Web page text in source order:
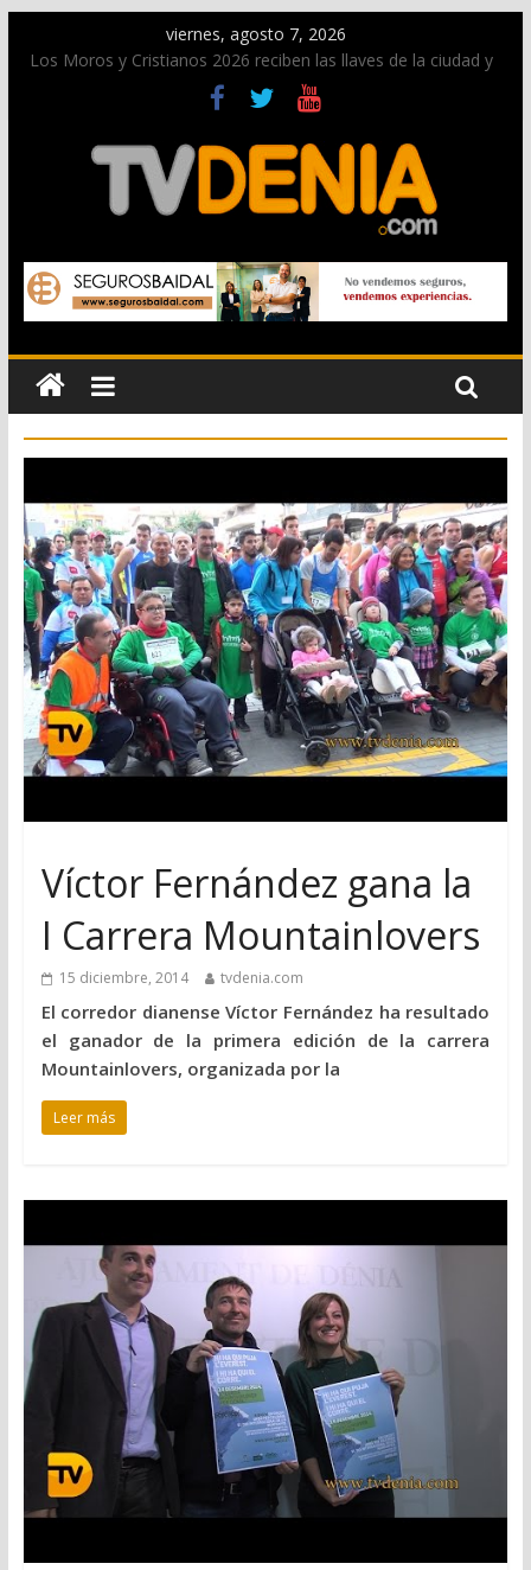
viernes, agosto 7, 2026
Los Moros y Cristianos 2026 reciben las llaves de la ciudad y
dan inicio a las fiestas en Dénia
El bando moro protagonista en la Segunda Entraeta Festera
Paco Adsuar dona al Arxiu de Dénia más de 50.000 imágenes
de la memoria visual de la ciudad
La Entraeta Festera llena de ambiente la calle Marqués de
Campo con la recepción a la Capitanía Cristiana
El XII Festival de Jazz de Dénia reunirá durante agosto a
figuras nacionales e internacionales en los Jardins de
Torrecremada
Víctor Fernández gana la
I Carrera Mountainlovers
15 diciembre, 2014 tvdenia.com
El corredor dianense Víctor Fernández ha resultado
el ganador de la primera edición de la carrera
Mountainlovers, organizada por la
Leer más